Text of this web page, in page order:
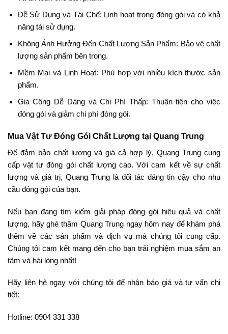
Dễ Sử Dụng và Tái Chế: Linh hoạt trong đóng gói và có khả
năng tái sử dụng.
Không Ảnh Hưởng Đến Chất Lượng Sản Phẩm: Bảo vệ chất
lượng sản phẩm bên trong.
Mềm Mại và Linh Hoạt: Phù hợp với nhiều kích thước sản
phẩm.
Gia Công Dễ Dàng và Chi Phí Thấp: Thuận tiện cho việc
đóng gói và giảm chi phí đóng gói.
Mua Vật Tư Đóng Gói Chất Lượng tại Quang Trung
Để đảm bảo chất lượng và giá cả hợp lý, Quang Trung cung
cấp vật tư đóng gói chất lượng cao. Với cam kết về sự chất
lượng và giá trị, Quang Trung là đối tác đáng tin cậy cho nhu
cầu đóng gói của bạn.
Nếu bạn đang tìm kiếm giải pháp đóng gói hiệu quả và chất
lượng, hãy ghé thăm Quang Trung ngay hôm nay để khám phá
thêm về các sản phẩm và dịch vụ mà chúng tôi cung cấp.
Chúng tôi cam kết mang đến cho bạn trải nghiệm mua sắm an
tâm và hài lòng nhất!
Hãy liên hệ ngay với chúng tôi để nhận báo giá và tư vấn chi
tiết:
Hotline: 0904 331 338